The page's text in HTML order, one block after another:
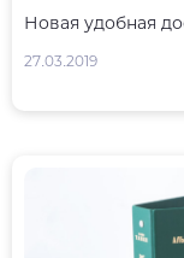
Новая удобная
27.03.2019